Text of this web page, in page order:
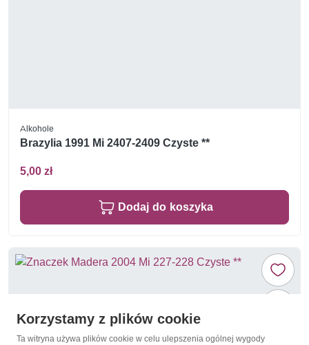
Alkohole
Brazylia 1991 Mi 2407-2409 Czyste **
5,00 zł
Dodaj do koszyka
Korzystamy z plików cookie
Ta witryna używa plików cookie w celu ulepszenia ogólnej wygody